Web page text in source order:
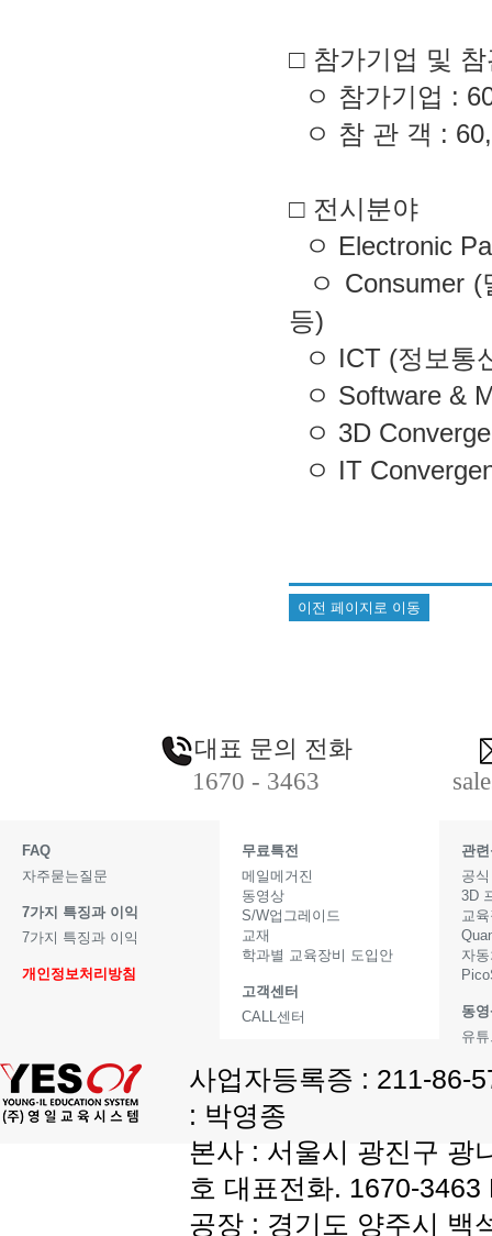
□ 참가기업 및
ㅇ 참가기업 :
ㅇ 참 관 객 :
□ 전시분야
ㅇ Electronic
ㅇ Consumer (
등)
ㅇ ICT (정보통
ㅇ Software &
ㅇ 3D
ㅇ IT
이전 페이지로 이동
대표 문의 전화
1670 - 3463
FAQ
자주묻는질문
7가지 특징과 이익
7가지 특징과 이익
개인정보처리방침
무료특전
메일메거진
동영상
S/W업그레이드
교재
학과별 교육장비 도입안
고객센터
CALL센터
관
공
3D
교
자
동
유
사업자등록증 : 211-86-
: 박영종
본사 : 서울시 광진구 광
호 대표전화. 1670-
공장 : 경기도 양주시 백